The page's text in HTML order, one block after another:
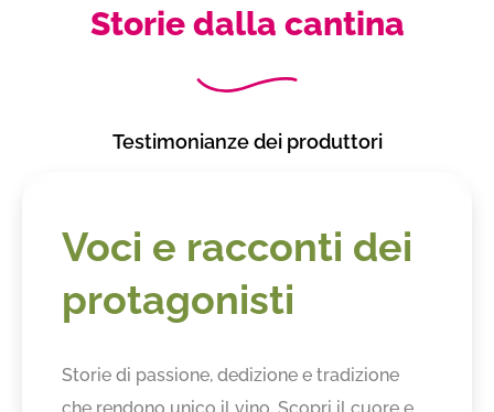
Storie dalla cantina
Testimonianze dei produttori
Voci e racconti dei
protagonisti
Storie di passione, dedizione e tradizione